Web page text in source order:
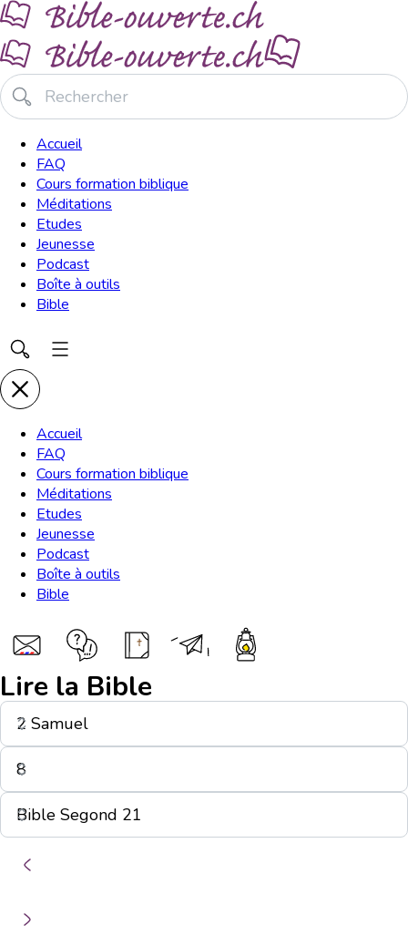
Accueil
FAQ
Cours formation biblique
Méditations
Etudes
Jeunesse
Podcast
Boîte à outils
Bible
Accueil
FAQ
Cours formation biblique
Méditations
Etudes
Jeunesse
Podcast
Boîte à outils
Bible
Lire la Bible